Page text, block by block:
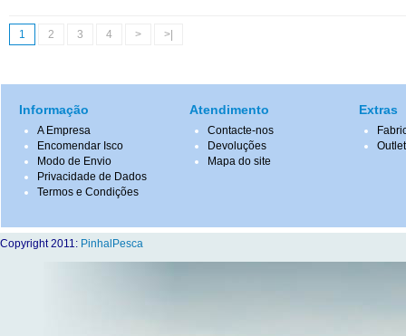
1 2 3 4 > >|
Informação
A Empresa
Encomendar Isco
Modo de Envio
Privacidade de Dados
Termos e Condições
Atendimento
Contacte-nos
Devoluções
Mapa do site
Extras
Outlet
Copyright 2011: PinhalPesca